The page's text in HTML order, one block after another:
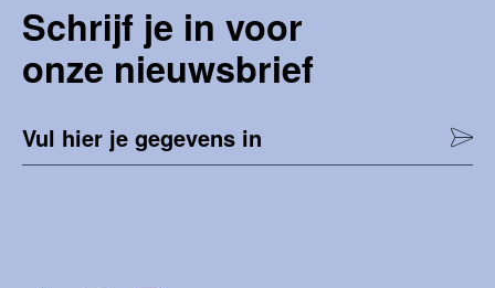
Schrijf je in voor
onze nieuwsbrief
Vul hier je gegevens in